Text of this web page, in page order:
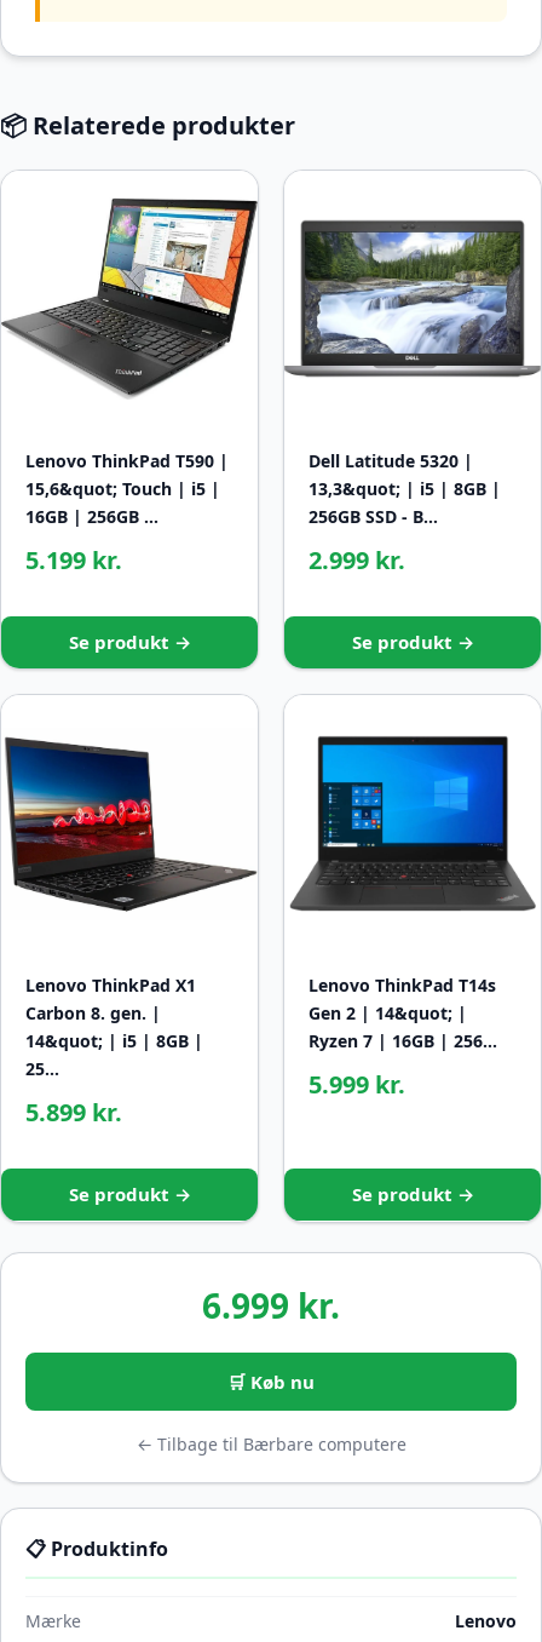
📦 Relaterede produkter
Lenovo ThinkPad T590 |
15,6&quot; Touch | i5 |
16GB | 256GB …
5.199 kr.
Se produkt →
Dell Latitude 5320 |
13,3&quot; | i5 | 8GB |
256GB SSD - B…
2.999 kr.
Se produkt →
Lenovo ThinkPad X1
Carbon 8. gen. |
14&quot; | i5 | 8GB |
25…
5.899 kr.
Se produkt →
Lenovo ThinkPad T14s
Gen 2 | 14&quot; |
Ryzen 7 | 16GB | 256…
5.999 kr.
Se produkt →
6.999 kr.
🛒 Køb nu
← Tilbage til Bærbare computere
📋 Produktinfo
Mærke Lenovo